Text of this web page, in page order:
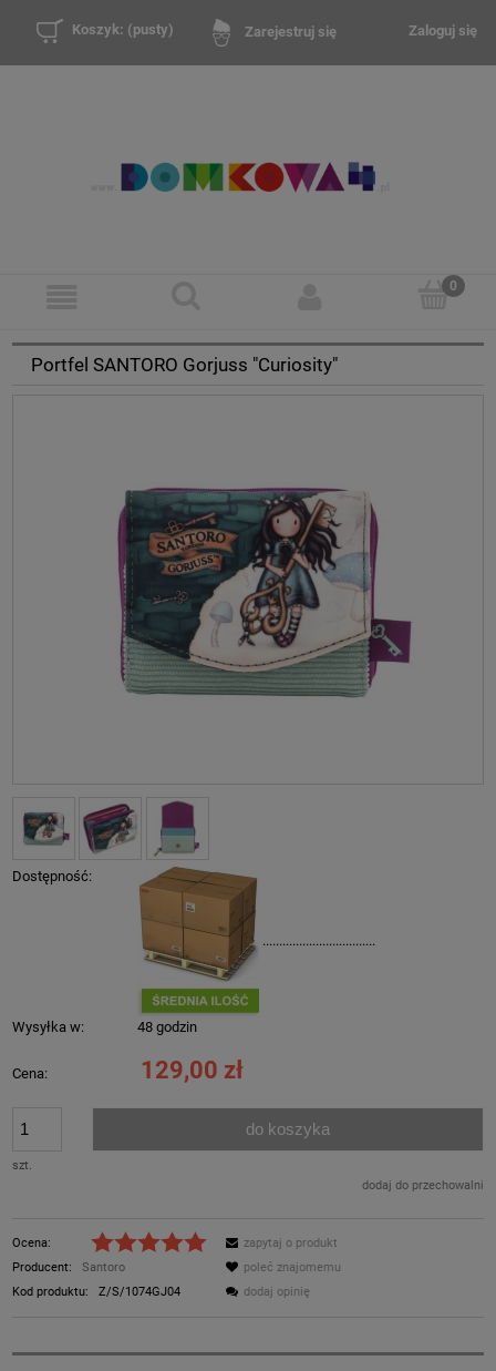
Zarejestruj się Zaloguj się
Koszyk: (pusty)
Portfel SANTORO Gorjuss "Curiosity"
Dostępność:
..................................
Wysyłka w: 48 godzin
Cena: 129,00 zł
szt.
do koszyka
dodaj do przechowalni
Ocena:
Producent:
Santoro
Kod produktu:
Z/S/1074GJ04
zapytaj o produkt
poleć znajomemu
dodaj opinię